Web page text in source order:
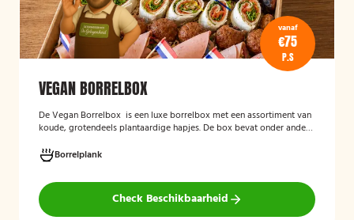
vanaf
€75
P.S
VEGAN BORRELBOX
DeVegan Borrelbox is een luxe borrelbox met een assortiment van
koude, grotendeels plantaardige hapjes. De box bevat onder andere
groenten, crostini’s en andere smaakvolle borrelhapjes die direct
serveerklaar zijn voor een feest, borrel of bijeenkomst.
Borrelplank
Check Beschikbaarheid